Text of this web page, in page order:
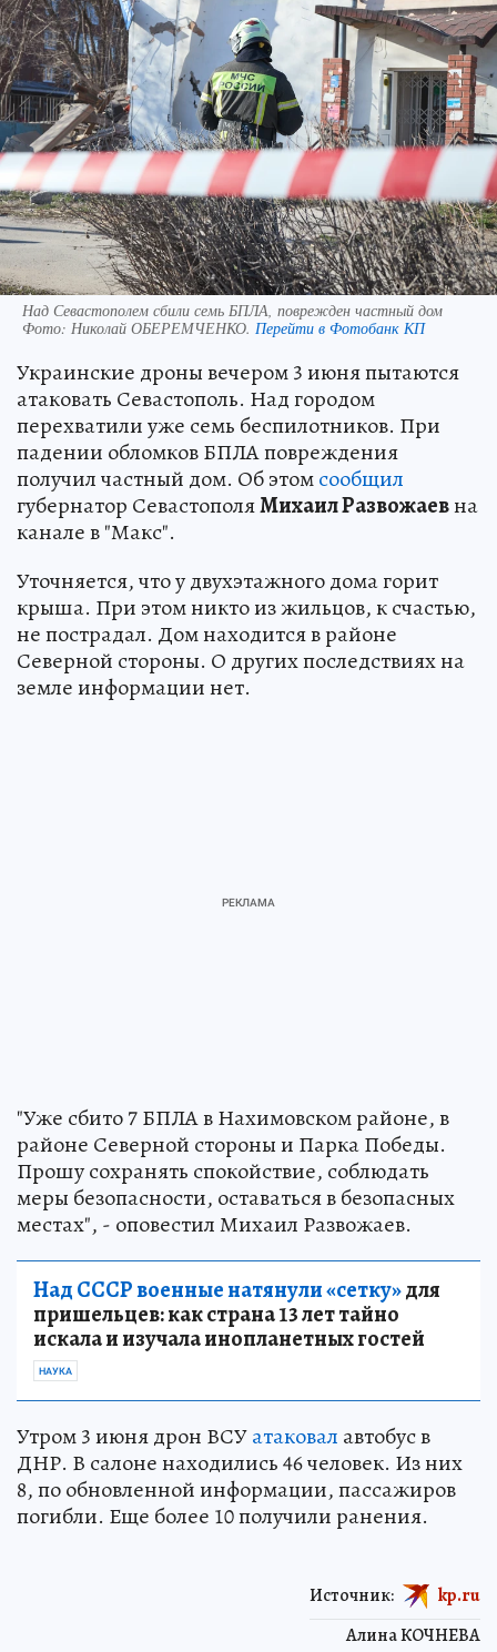
Над Севастополем сбили семь БПЛА, поврежден частный дом
Фото: Николай ОБЕРЕМЧЕНКО. Перейти в Фотобанк КП
Украинские дроны вечером 3 июня пытаются
атаковать Севастополь. Над городом
перехватили уже семь беспилотников. При
падении обломков БПЛА повреждения
получил частный дом. Об этомсообщил
губернатор СевастополяМихаил Развожаевна
канале в "Макс".
Уточняется, что у двухэтажного дома горит
крыша. При этом никто из жильцов, к счастью,
не пострадал. Дом находится в районе
Северной стороны. О других последствиях на
земле информации нет.
"Уже сбито 7 БПЛА в Нахимовском районе, в
районе Северной стороны и Парка Победы.
Прошу сохранять спокойствие, соблюдать
меры безопасности, оставаться в безопасных
местах", - оповестил Михаил Развожаев.
Над СССР военные натянули «сетку»для
пришельцев: как страна 13 лет тайно
искала и изучала инопланетных гостей
НАУКА
Утром 3 июня дрон ВСУатаковал автобус в
ДНР. В салоне находились 46 человек. Из них
8, по обновленной информации, пассажиров
погибли. Еще более 10 получили ранения.
Алина КОЧНЕВА
Источник: kp.ru